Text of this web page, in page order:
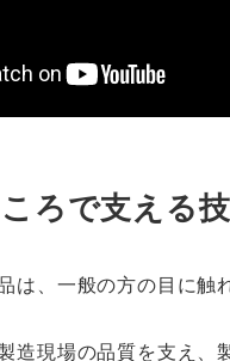
ろで支える
は、一般の方の目に触
造現場の品質を支え、